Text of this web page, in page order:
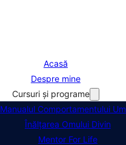
Acasă
Despre mine
Cursuri şi programe
Manualul Comportamentului
Înălţarea Omului Divin
Mentor For Life